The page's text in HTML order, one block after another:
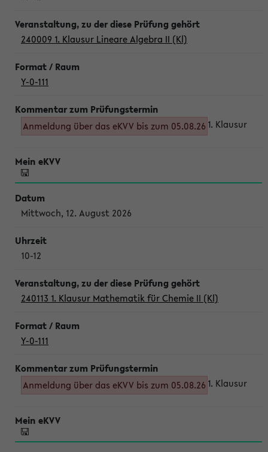
240009 1. Klausur Lineare Algebra II (Kl)
Y-0-111
Anmeldung über das eKVV bis zum 05.08.26 1. Klausur
Mittwoch, 12. August 2026
10-12
240113 1. Klausur Mathematik für Chemie II (Kl)
Y-0-111
Anmeldung über das eKVV bis zum 05.08.26 1. Klausur